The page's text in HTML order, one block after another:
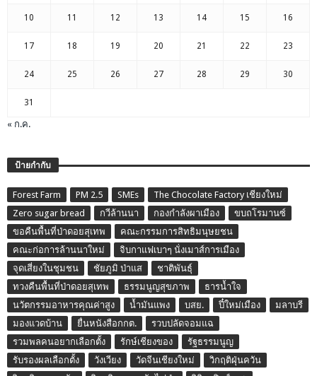
10 11 12 13 14 15 16
17 18 19 20 21 22 23
24 25 26 27 28 29 30
31
« ก.ค.
ป้ายกำกับ
Forest Farm PM 2.5 SMEs
The Chocolate Factory เชียงใหม่
Zero sugar bread
กวีล้านนา กองกำลังผาเมือง
ขบถโรมานซ์
ขอคืนพื้นที่ป่าดอยสุเทพ
คณะกรรมการสิทธิมนุษยชน
คณะก่อการล้านนาใหม่
จิบกาแฟเบาๆ นั่งเมาส์การเมือง
จุดเสี่ยงในชุมชน
ชัยภูมิ ป่าแส
ชาติพันธุ์
ทวงคืนพื้นที่ป่าดอยสุเทพ
ธรรมนูญสุขภาพ
ธารน้ำใจ
นวัตกรรมอาหารคุณค่าสูง
น้ำมันแพง บสย. ปี๋ใหม่เมือง
มลาบรี
มองแวดบ้าน
ยื่นหนังสือกกต.
รวบปลัดจอมแฉ
รวมพลคนอยากเลือกตั้ง
รักษ์เชียงของ
รัฐธรรมนูญ
รับรองผลเลือกตั้ง
วังเวียง วัดจีนเชียงใหม่
วิกฤติฝุ่นควัน